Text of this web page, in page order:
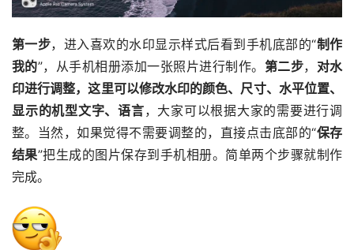
第一步，进入喜欢的水印显示样式后看到手机底部的“制作
我的”，从手机相册添加一张照片进行制作。 第二步， 对水
印进行调整，这里可以修改水印的颜色、尺寸、水平位置、
显示的机型文字、语言，大家可以根据大家的需要进行调
整。当然，如果觉得不需要调整的，直接点击底部的“保存
结果”把生成的图片保存到手机相册。简单两个步骤就制作
完成。